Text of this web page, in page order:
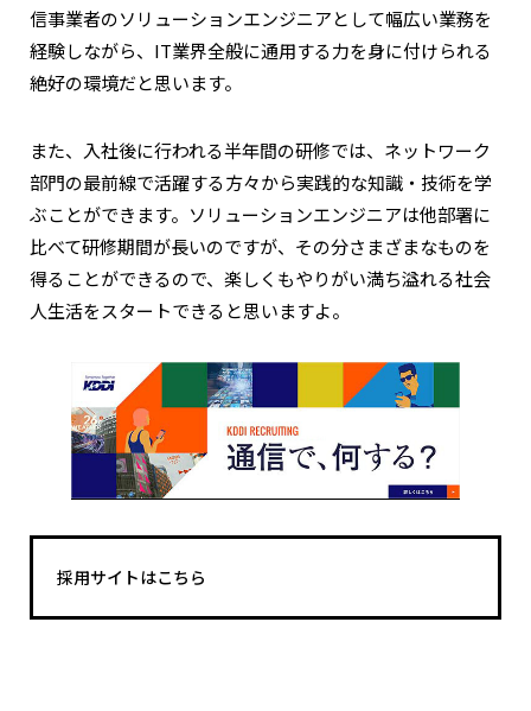
信事業者のソリューションエンジニアとして幅広い業務を
経験しながら、IT業界全般に通用する力を身に付けられる
絶好の環境だと思います。
また、入社後に行われる半年間の研修では、ネットワーク
部門の最前線で活躍する方々から実践的な知識・技術を学
ぶことができます。ソリューションエンジニアは他部署に
比べて研修期間が長いのですが、その分さまざまなものを
得ることができるので、楽しくもやりがい満ち溢れる社会
人生活をスタートできると思いますよ。
採用サイトはこちら